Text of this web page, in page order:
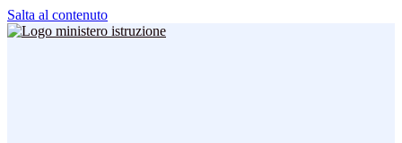
Salta al contenuto